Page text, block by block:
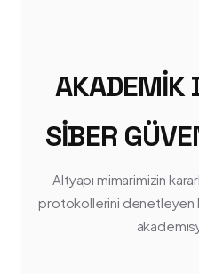
AKADEMIK
SIBER
Altyapı mimarimizin
protokollerini denetleyen